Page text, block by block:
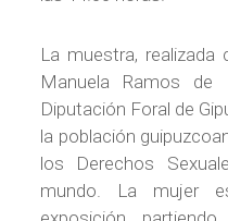
La muestra,
Manuela Ramos
Diputación Foral de
la población
los Derechos
mundo. La mujer